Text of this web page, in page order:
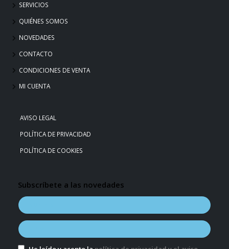
SERVICIOS
QUIÉNES SOMOS
NOVEDADES
CONTACTO
CONDICIONES DE VENTA
MI CUENTA
AVISO LEGAL
POLÍTICA DE PRIVACIDAD
POLÍTICA DE COOKIES
Subscríbete a las novedades